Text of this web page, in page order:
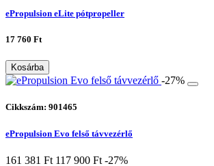
ePropulsion eLite pótpropeller
17 760 Ft
Kosárba
-27%
Cikkszám: 901465
ePropulsion Evo felső távvezérlő
161 381 Ft 117 900 Ft -27%